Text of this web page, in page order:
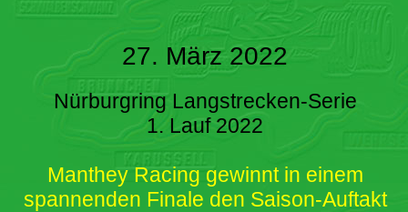
27. März 2022
Nürburgring Langstrecken-Serie
1. Lauf 2022
Manthey Racing gewinnt in einem
spannenden Finale den Saison-Auftakt